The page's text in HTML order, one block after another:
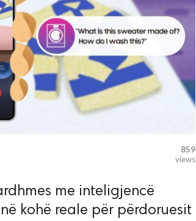
859
views
me inteligjencë
kohë reale për përdoruesit